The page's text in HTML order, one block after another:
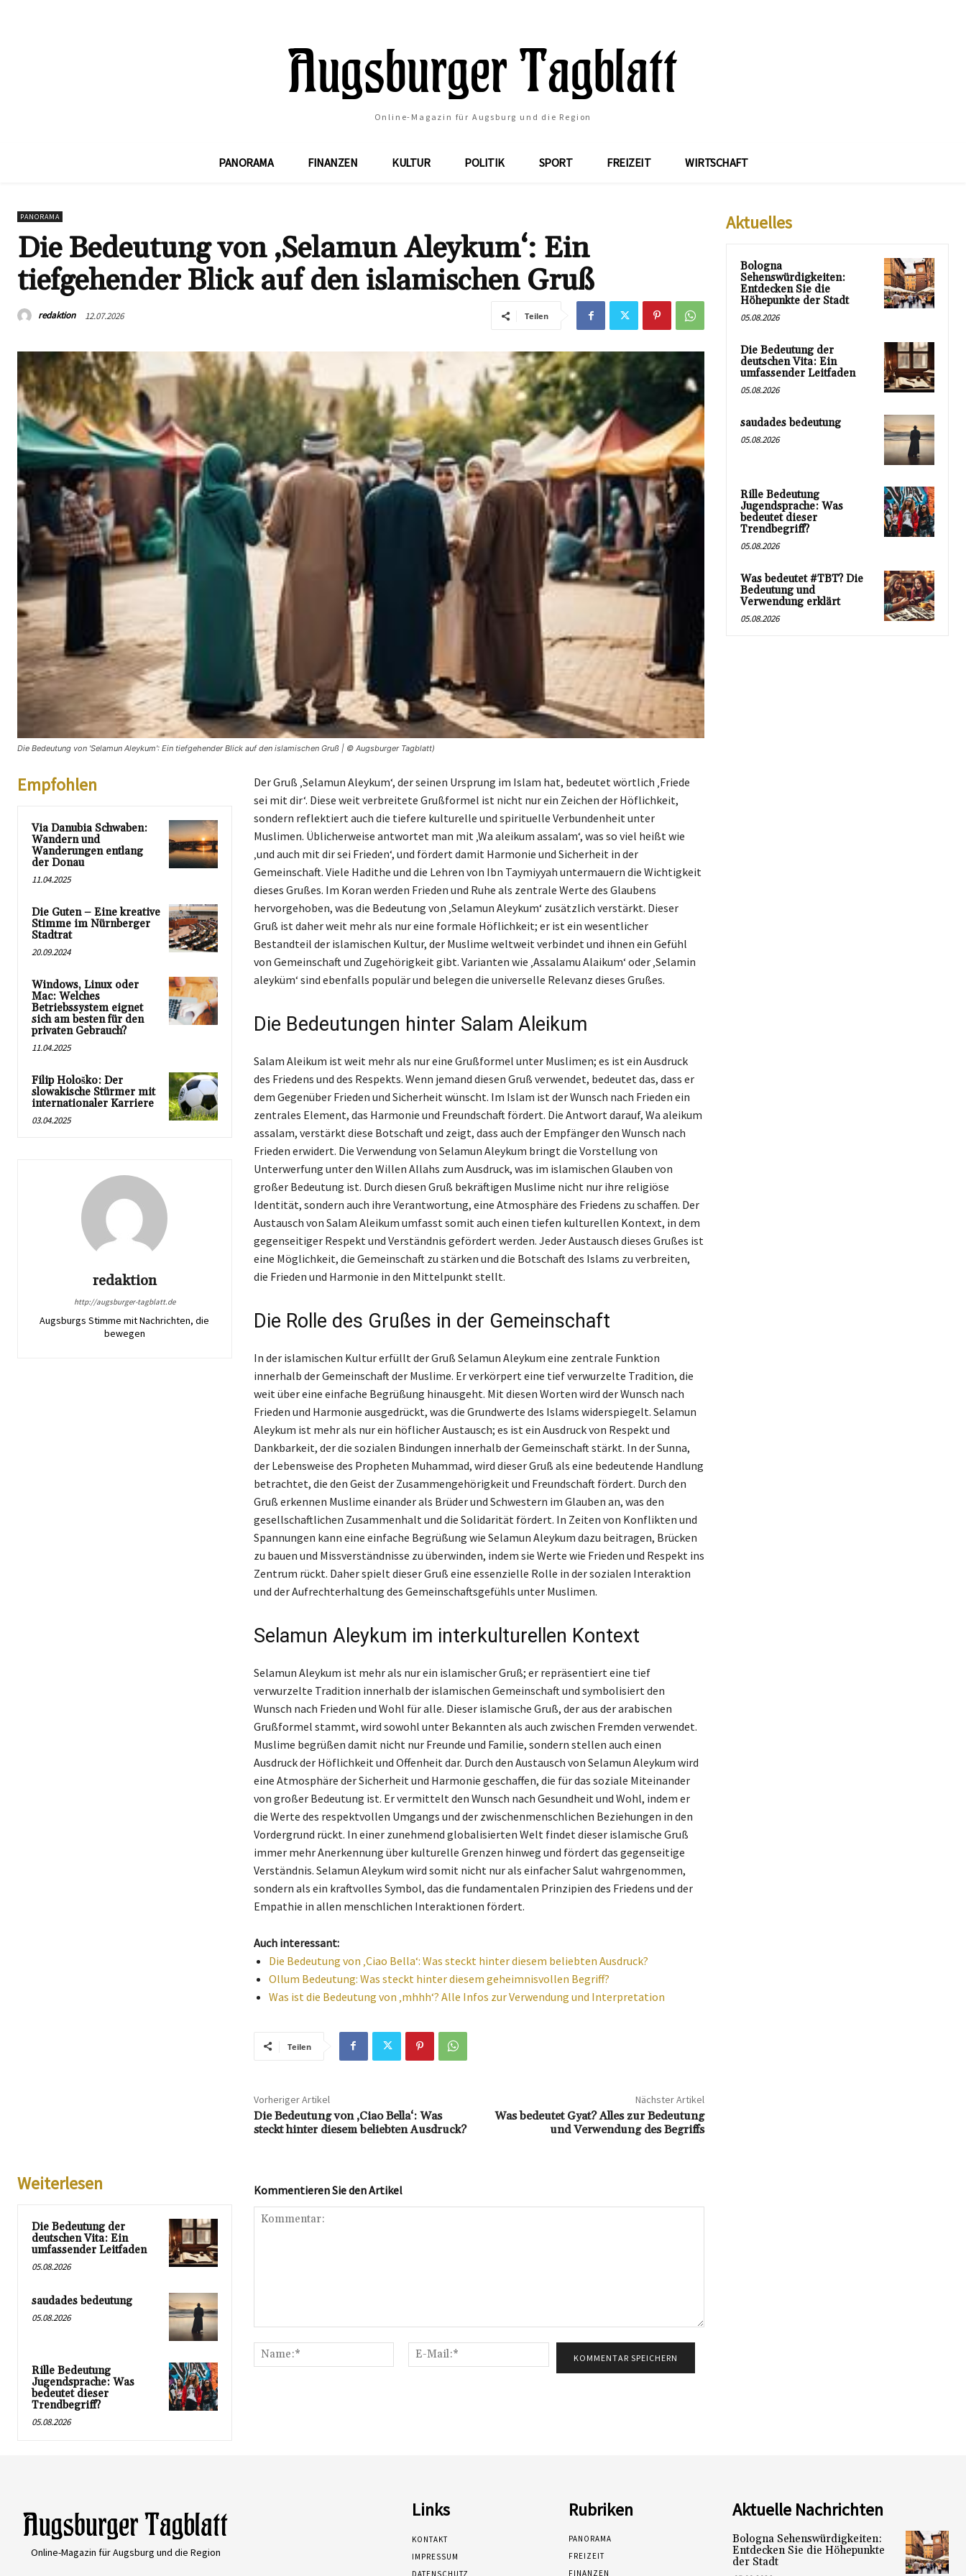
Online-Magazin für Augsburg und die Region
PANORAMA FINANZEN KULTUR POLITIK SPORT FREIZEIT WIRTSCHAFT
PANORAMA
Die Bedeutung von ‚Selamun Aleykum‘: Ein
tiefgehender Blick auf den islamischen Gruß
redaktion 12.07.2026 Teilen
Die Bedeutung von 'Selamun Aleykum': Ein tiefgehender Blick auf den islamischen Gruß | © Augsburger Tagblatt)
Empfohlen
Via Danubia Schwaben:
Wandern und
Wanderungen entlang
der Donau
11.04.2025
Die Guten – Eine kreative
Stimme im Nürnberger
Stadtrat
20.09.2024
Windows, Linux oder
Mac: Welches
Betriebssystem eignet
sich am besten für den
privaten Gebrauch?
11.04.2025
Filip Hološko: Der
slowakische Stürmer mit
internationaler Karriere
03.04.2025
redaktion
http://augsburger-tagblatt.de
Augsburgs Stimme mit Nachrichten, die
bewegen
Der Gruß ‚Selamun Aleykum‘, der seinen Ursprung im Islam hat, bedeutet wörtlich ‚Friede
sei mit dir‘. Diese weit verbreitete Grußformel ist nicht nur ein Zeichen der Höflichkeit,
sondern reflektiert auch die tiefere kulturelle und spirituelle Verbundenheit unter
Muslimen. Üblicherweise antwortet man mit ‚Wa aleikum assalam‘, was so viel heißt wie
‚und auch mit dir sei Frieden‘, und fördert damit Harmonie und Sicherheit in der
Gemeinschaft. Viele Hadithe und die Lehren von Ibn Taymiyyah untermauern die Wichtigkeit
dieses Grußes. Im Koran werden Frieden und Ruhe als zentrale Werte des Glaubens
hervorgehoben, was die Bedeutung von ‚Selamun Aleykum‘ zusätzlich verstärkt. Dieser
Gruß ist daher weit mehr als nur eine formale Höflichkeit; er ist ein wesentlicher
Bestandteil der islamischen Kultur, der Muslime weltweit verbindet und ihnen ein Gefühl
von Gemeinschaft und Zugehörigkeit gibt. Varianten wie ‚Assalamu Alaikum‘ oder ‚Selamin
aleyküm‘ sind ebenfalls populär und belegen die universelle Relevanz dieses Grußes.
Die Bedeutungen hinter Salam Aleikum
Salam Aleikum ist weit mehr als nur eine Grußformel unter Muslimen; es ist ein Ausdruck
des Friedens und des Respekts. Wenn jemand diesen Gruß verwendet, bedeutet das, dass er
dem Gegenüber Frieden und Sicherheit wünscht. Im Islam ist der Wunsch nach Frieden ein
zentrales Element, das Harmonie und Freundschaft fördert. Die Antwort darauf, Wa aleikum
assalam, verstärkt diese Botschaft und zeigt, dass auch der Empfänger den Wunsch nach
Frieden erwidert. Die Verwendung von Selamun Aleykum bringt die Vorstellung von
Unterwerfung unter den Willen Allahs zum Ausdruck, was im islamischen Glauben von
großer Bedeutung ist. Durch diesen Gruß bekräftigen Muslime nicht nur ihre religiöse
Identität, sondern auch ihre Verantwortung, eine Atmosphäre des Friedens zu schaffen. Der
Austausch von Salam Aleikum umfasst somit auch einen tiefen kulturellen Kontext, in dem
gegenseitiger Respekt und Verständnis gefördert werden. Jeder Austausch dieses Grußes ist
eine Möglichkeit, die Gemeinschaft zu stärken und die Botschaft des Islams zu verbreiten,
die Frieden und Harmonie in den Mittelpunkt stellt.
Die Rolle des Grußes in der Gemeinschaft
In der islamischen Kultur erfüllt der Gruß Selamun Aleykum eine zentrale Funktion
innerhalb der Gemeinschaft der Muslime. Er verkörpert eine tief verwurzelte Tradition, die
weit über eine einfache Begrüßung hinausgeht. Mit diesen Worten wird der Wunsch nach
Frieden und Harmonie ausgedrückt, was die Grundwerte des Islams widerspiegelt. Selamun
Aleykum ist mehr als nur ein höflicher Austausch; es ist ein Ausdruck von Respekt und
Dankbarkeit, der die sozialen Bindungen innerhalb der Gemeinschaft stärkt. In der Sunna,
der Lebensweise des Propheten Muhammad, wird dieser Gruß als eine bedeutende Handlung
betrachtet, die den Geist der Zusammengehörigkeit und Freundschaft fördert. Durch den
Gruß erkennen Muslime einander als Brüder und Schwestern im Glauben an, was den
gesellschaftlichen Zusammenhalt und die Solidarität fördert. In Zeiten von Konflikten und
Spannungen kann eine einfache Begrüßung wie Selamun Aleykum dazu beitragen, Brücken
zu bauen und Missverständnisse zu überwinden, indem sie Werte wie Frieden und Respekt ins
Zentrum rückt. Daher spielt dieser Gruß eine essenzielle Rolle in der sozialen Interaktion
und der Aufrechterhaltung des Gemeinschaftsgefühls unter Muslimen.
Selamun Aleykum im interkulturellen Kontext
Selamun Aleykum ist mehr als nur ein islamischer Gruß; er repräsentiert eine tief
verwurzelte Tradition innerhalb der islamischen Gemeinschaft und symbolisiert den
Wunsch nach Frieden und Wohl für alle. Dieser islamische Gruß, der aus der arabischen
Grußformel stammt, wird sowohl unter Bekannten als auch zwischen Fremden verwendet.
Muslime begrüßen damit nicht nur Freunde und Familie, sondern stellen auch einen
Ausdruck der Höflichkeit und Offenheit dar. Durch den Austausch von Selamun Aleykum wird
eine Atmosphäre der Sicherheit und Harmonie geschaffen, die für das soziale Miteinander
von großer Bedeutung ist. Er vermittelt den Wunsch nach Gesundheit und Wohl, indem er
die Werte des respektvollen Umgangs und der zwischenmenschlichen Beziehungen in den
Vordergrund rückt. In einer zunehmend globalisierten Welt findet dieser islamische Gruß
immer mehr Anerkennung über kulturelle Grenzen hinweg und fördert das gegenseitige
Verständnis. Selamun Aleykum wird somit nicht nur als einfacher Salut wahrgenommen,
sondern als ein kraftvolles Symbol, das die fundamentalen Prinzipien des Friedens und der
Empathie in allen menschlichen Interaktionen fördert.
Auch interessant:
Die Bedeutung von ‚Ciao Bella‘: Was steckt hinter diesem beliebten Ausdruck?
Ollum Bedeutung: Was steckt hinter diesem geheimnisvollen Begriff?
Was ist die Bedeutung von ‚mhhh‘? Alle Infos zur Verwendung und Interpretation
Teilen
Vorheriger Artikel
Die Bedeutung von ‚Ciao Bella‘: Was
steckt hinter diesem beliebten Ausdruck?
Nächster Artikel
Was bedeutet Gyat? Alles zur Bedeutung
und Verwendung des Begriffs
Weiterlesen
Die Bedeutung der
deutschen Vita: Ein
umfassender Leitfaden
05.08.2026
saudades bedeutung
05.08.2026
Rille Bedeutung
Jugendsprache: Was
bedeutet dieser
Trendbegriff?
05.08.2026
Kommentieren Sie den Artikel
Name:*
Mail:*
Aktuelles
Bologna
Sehenswürdigkeiten:
Entdecken Sie die
Höhepunkte der Stadt
05.08.2026
Die Bedeutung der
deutschen Vita: Ein
umfassender Leitfaden
05.08.2026
saudades bedeutung
05.08.2026
Rille Bedeutung
Jugendsprache: Was
bedeutet dieser
Trendbegriff?
05.08.2026
Was bedeutet #TBT? Die
Bedeutung und
Verwendung erklärt
05.08.2026
Online-Magazin für Augsburg und die Region
Links
KONTAKT
IMPRESSUM
DATENSCHUTZ
Rubriken
PANORAMA
FREIZEIT
FINANZEN
Aktuelle Nachrichten
Bologna Sehenswürdigkeiten:
Entdecken Sie die Höhepunkte
der Stadt